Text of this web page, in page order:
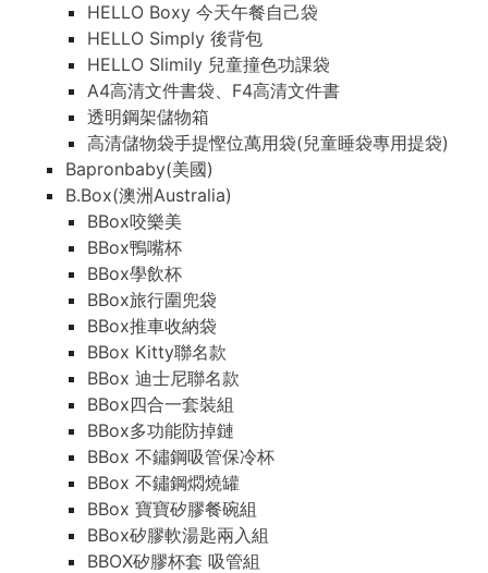
HELLO Boxy 今天午餐自己袋
HELLO Simply 後背包
HELLO Slimily 兒童撞色功課袋
A4高清文件書袋、F4高清文件書
透明鋼架儲物箱
高清儲物袋手提慳位萬用袋(兒童睡袋專用提袋)
Bapronbaby(美國)
B.Box(澳洲Australia)
BBox咬樂美
BBox鴨嘴杯
BBox學飲杯
BBox旅行圍兜袋
BBox推車收納袋
BBox Kitty聯名款
BBox 迪士尼聯名款
BBox四合一套裝組
BBox多功能防掉鏈
BBox 不鏽鋼吸管保冷杯
BBox 不鏽鋼燜燒罐
BBox 寶寶矽膠餐碗組
BBox矽膠軟湯匙兩入組
BBOX矽膠杯套 吸管組